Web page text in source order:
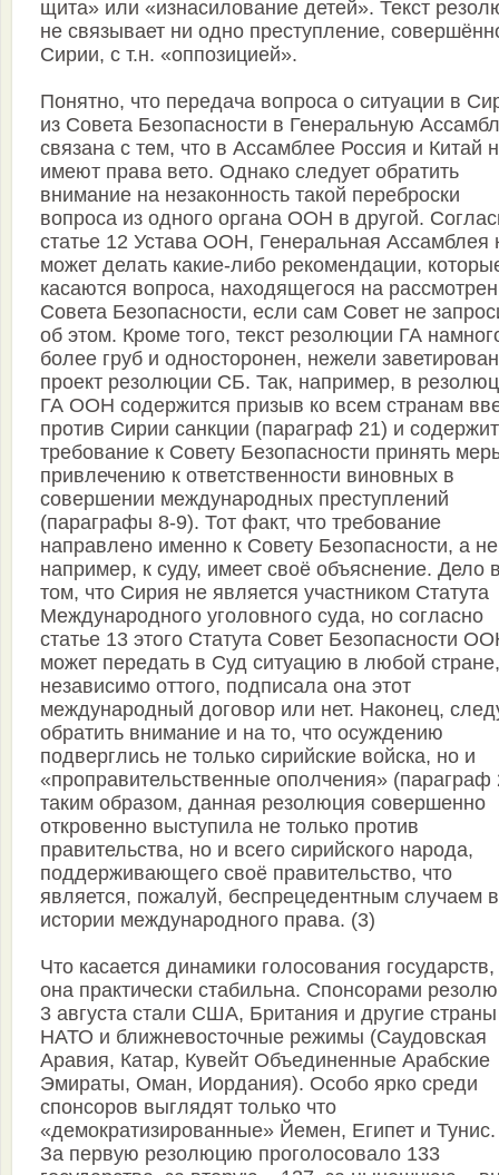
щита» или «изнасилование детей». Текст
не связывает ни одно преступление,
Сирии, с т.н. «оппозицией».
Понятно, что передача вопроса о ситуации в
из Совета Безопасности в Генеральную
связана с тем, что в Ассамблее Россия и Китай
имеют права вето. Однако следует обратить
внимание на незаконность такой переброски
вопроса из одного органа ООН в другой.
статье 12 Устава ООН, Генеральная Ассамблея
может делать какие-либо рекомендации,
касаются вопроса, находящегося на
Совета Безопасности, если сам Совет не
об этом. Кроме того, текст резолюции ГА
более груб и односторонен, нежели
проект резолюции СБ. Так, например, в
ГА ООН содержится призыв ко всем странам
против Сирии санкции (параграф 21) и
требование к Совету Безопасности принять
привлечению к ответственности виновных в
совершении международных преступлений
(параграфы 8-9). Тот факт, что требование
направлено именно к Совету Безопасности, а
например, к суду, имеет своё объяснение. Дело
том, что Сирия не является участником Статута
Международного уголовного суда, но согласно
статье 13 этого Статута Совет Безопасности
может передать в Суд ситуацию в любой стране,
независимо оттого, подписала она этот
международный договор или нет. Наконец,
обратить внимание и на то, что осуждению
подверглись не только сирийские войска, но и
«проправительственные ополчения» (параграф
таким образом, данная резолюция совершенно
откровенно выступила не только против
правительства, но и всего сирийского народа,
поддерживающего своё правительство, что
является, пожалуй, беспрецедентным случаем в
истории международного права. (3)
Что касается динамики голосования государств,
она практически стабильна. Спонсорами
3 августа стали США, Британия и другие страны
НАТО и ближневосточные режимы (Саудовская
Аравия, Катар, Кувейт Объединенные Арабские
Эмираты, Оман, Иордания). Особо ярко среди
спонсоров выглядят только что
«демократизированные» Йемен, Египет и
За первую резолюцию проголосовало 133